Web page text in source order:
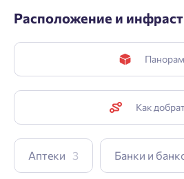
Расположение и
Как
Аптеки 3 Банки и